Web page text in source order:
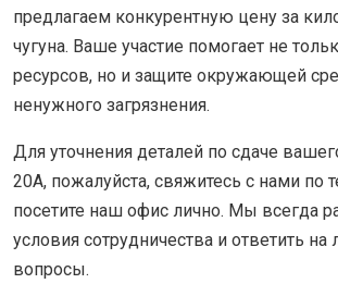
предлагаем конкурентную цену за
чугуна. Ваше участие помогает не
ресурсов, но и защите окружающей
ненужного загрязнения.
Для уточнения деталей по сдаче
20A, пожалуйста, свяжитесь с нами по
посетите наш офис лично. Мы всегда
условия сотрудничества и ответить
вопросы.